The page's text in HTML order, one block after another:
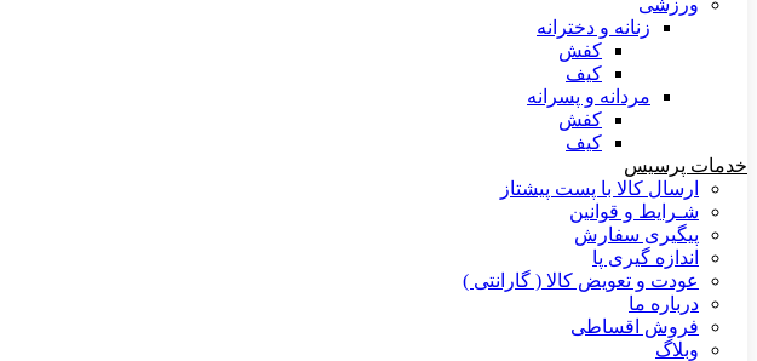
ورزشی
زنانه و دخترانه
کفش
کیف
مردانه و پسرانه
کفش
کیف
خدمات پرسیس
ارسال کالا با پست پیشتاز
شـرایط و قوانین
پیگیری سفارش
اندازه گیری پا
عودت و تعویض کالا ( گارانتی )
درباره ما
فروش اقساطی
وبلاگ